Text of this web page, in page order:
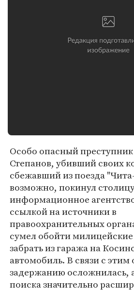
Особо опасный
Степанов, убивший своих
сбежавший из поезда
возможно, покинул
информационное
ссылкой на источники в
правоохранительных
сумел обойти
забрать из гаража на
автомобиль. В связи с этим
задержанию осложнилась,
поиска значительно